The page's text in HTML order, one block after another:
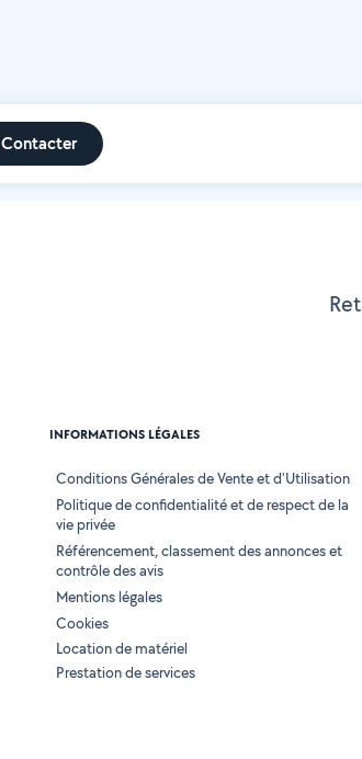
Contacter
INFORMATIONS LÉGALES
Conditions Générales de Vente et d'Utilisation
Politique de confidentialité et de respect de la
vie privée
Référencement, classement des annonces et
contrôle des avis
Mentions légales
Cookies
Location de matériel
Prestation de services